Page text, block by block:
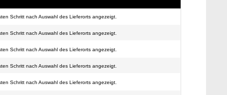
Schritt nach Auswahl des Lieferorts angezeigt.
Schritt nach Auswahl des Lieferorts angezeigt.
Schritt nach Auswahl des Lieferorts angezeigt.
Schritt nach Auswahl des Lieferorts angezeigt.
Schritt nach Auswahl des Lieferorts angezeigt.